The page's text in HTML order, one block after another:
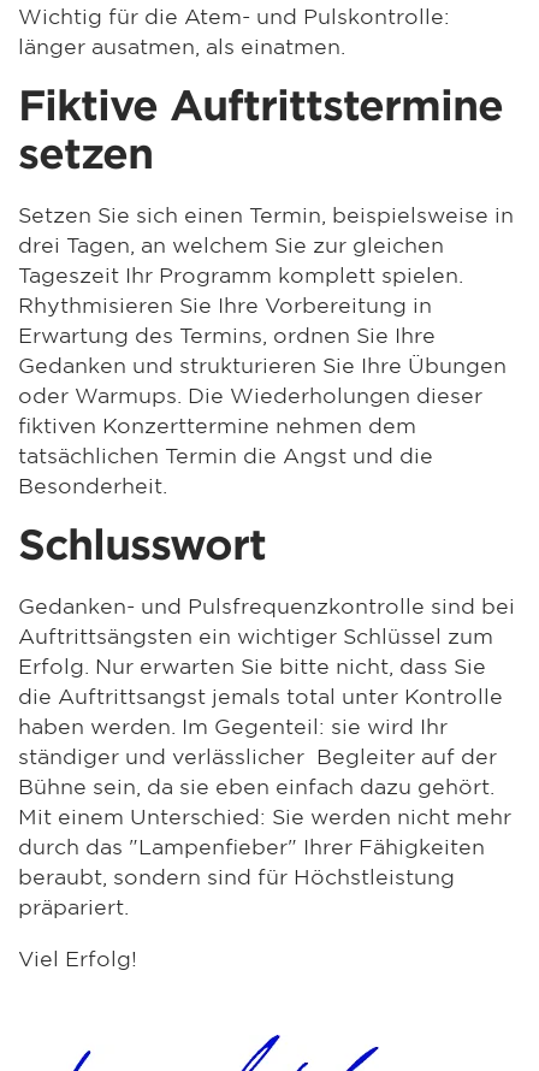
Wichtig für die Atem- und Pulskontrolle:
länger ausatmen, als einatmen.
Fiktive Auftrittstermine
setzen
Setzen Sie sich einen Termin, beispielsweise in
drei Tagen, an welchem Sie zur gleichen
Tageszeit Ihr Programm komplett spielen.
Rhythmisieren Sie Ihre Vorbereitung in
Erwartung des Termins, ordnen Sie Ihre
Gedanken und strukturieren Sie Ihre Übungen
oder Warmups. Die Wiederholungen dieser
fiktiven Konzerttermine nehmen dem
tatsächlichen Termin die Angst und die
Besonderheit.
Schlusswort
Gedanken- und Pulsfrequenzkontrolle sind bei
Auftrittsängsten ein wichtiger Schlüssel zum
Erfolg. Nur erwarten Sie bitte nicht, dass Sie
die Auftrittsangst jemals total unter Kontrolle
haben werden. Im Gegenteil: sie wird Ihr
ständiger und verlässlicher Begleiter auf der
Bühne sein, da sie eben einfach dazu gehört.
Mit einem Unterschied: Sie werden nicht mehr
durch das "Lampenfieber" Ihrer Fähigkeiten
beraubt, sondern sind für Höchstleistung
präpariert.
Viel Erfolg!